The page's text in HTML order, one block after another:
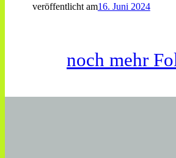
veröffentlicht am16. Juni 2024
noch mehr